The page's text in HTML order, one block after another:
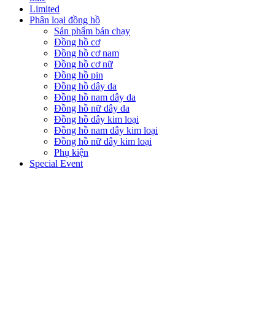
Limited
Phân loại đồng hồ
Sản phẩm bán chạy
Đồng hồ cơ
Đồng hồ cơ nam
Đồng hồ cơ nữ
Đồng hồ pin
Đồng hồ dây da
Đồng hồ nam dây da
Đồng hồ nữ dây da
Đồng hồ dây kim loại
Đồng hồ nam dây kim loại
Đồng hồ nữ dây kim loại
Phụ kiện
Special Event